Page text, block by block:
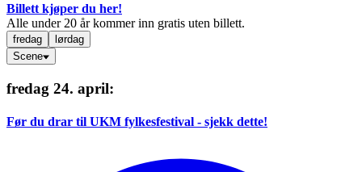
Billett kjøper du her!
Alle under 20 år kommer inn gratis uten billett.
fredag
lørdag
Scene
fredag 24. april:
Før du drar til UKM fylkesfestival - sjekk dette!